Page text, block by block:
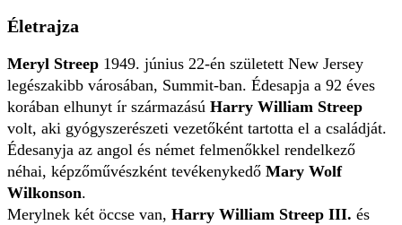
Életrajza
Meryl Streep 1949. június 22-én született New Jersey
legészakibb városában, Summit-ban. Édesapja a 92 éves
korában elhunyt ír származású Harry William Streep
volt, aki gyógyszerészeti vezetőként tartotta el a családját.
Édesanyja az angol és német felmenőkkel rendelkező
néhai, képzőművészként tevékenykedő Mary Wolf
Wilkonson.
Merylnek két öccse van, Harry William Streep III. és